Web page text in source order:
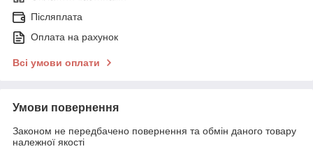
Післяплата
Оплата на рахунок
Всі умови оплати
Умови повернення
Законом не передбачено повернення та обмін даного товару
належної якості